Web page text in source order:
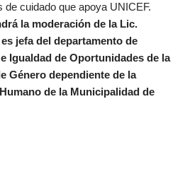
cuidado que apoya UNICEF.
la moderación de la Lic.
jefa del departamento de
Igualdad de Oportunidades de la
Género dependiente de la
de la Municipalidad de